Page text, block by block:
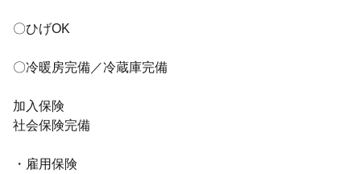
〇ひげOK
〇冷暖房完備／冷蔵庫完備
加入保険
社会保険完備
・雇用保険